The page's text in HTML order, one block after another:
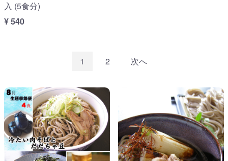
入 (5食分)
¥ 540
1 2 次へ